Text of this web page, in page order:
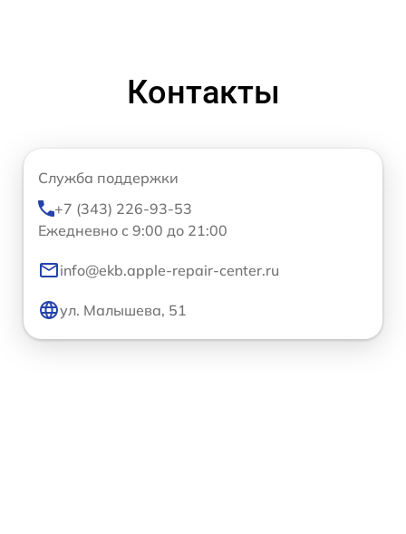
Контакты
Служба поддержки
+7 (343) 226-93-53
Ежедневно с 9:00 до 21:00
info@ekb.apple-repair-center.ru
ул. Малышева, 51